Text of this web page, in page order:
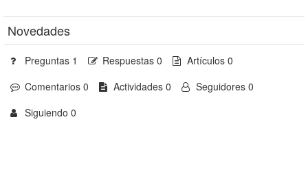
Novedades
Preguntas 1 Respuestas 0
Artículos 0
Comentarios 0
Actividades 0
Seguidores 0
Siguiendo 0